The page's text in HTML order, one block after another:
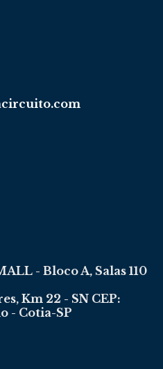
- Bloco A, Salas 110
Km 22 - SN CEP:
- Cotia-SP